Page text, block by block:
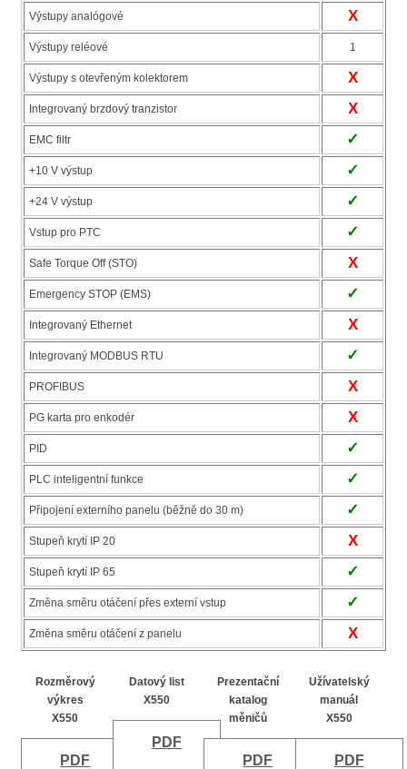
Výstupy analógové X
Výstupy reléové 1
Výstupy s otevřeným kolektorem X
Integrovaný brzdový tranzistor X
EMC filtr ✓
+10 V výstup ✓
+24 V výstup ✓
Vstup pro PTC ✓
Safe Torque Off (STO) X
Emergency STOP (EMS) ✓
Integrovaný Ethernet X
Integrovaný MODBUS RTU ✓
PROFIBUS X
PG karta pro enkodér X
PID ✓
PLC inteligentní funkce ✓
Připojení externího panelu (běžně do 30 m) ✓
Stupeň krytí IP 20 X
Stupeň krytí IP 65 ✓
Změna směru otáčení přes externí vstup ✓
Změna směru otáčení z panelu X
Rozměrový
výkres
X550
PDF
Datový list
X550
PDF
Prezentační
katalog
měničů
PDF
Užívatelský
manuál
X550
PDF